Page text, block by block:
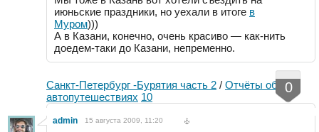
июньские праздники, но уехали в итоге в
Муром)))
А в Казани, конечно, очень красиво — как-нить
доедем-таки до Казани, непременно.
Санкт-Петербург -Бурятия часть 2 / Отчёты об
автопутешествиях 10
0
admin 15 августа 2009, 11:20